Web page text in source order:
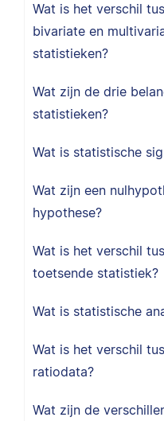
Wat is het verschil
bivariate en
statistieken?
Wat zijn de drie
statistieken?
Wat is statistische
Wat zijn een
hypothese?
Wat is het verschil
toetsende statistiek?
Wat is statistische
Wat is het verschil
ratiodata?
Wat zijn de